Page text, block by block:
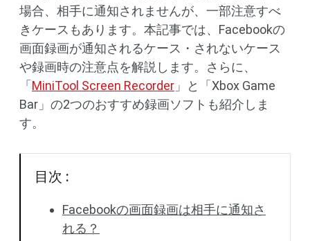
場合、相手に通知されませんが、一部注意すべ
きケースもあります。本記事では、Facebookの
画面録画が通知されるケース・されないケース
や録画時の注意点を解説します。さらに、
「 MiniTool Screen Recorder 」と「Xbox Game
Bar」の2つのおすすめ録画ソフトも紹介しま
す。
目次 :
Facebookの画面録画は相手に通知さ
れる？